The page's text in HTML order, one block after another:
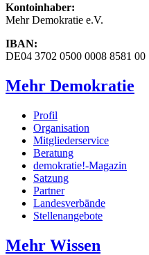
Kontoinhaber:
Mehr Demokratie e.V.
IBAN:
DE04 3702 0500 0008 8581 00
Mehr Demokratie
Profil
Organisation
Mitgliederservice
Beratung
demokratie!-Magazin
Satzung
Partner
Landesverbände
Stellenangebote
Mehr Wissen